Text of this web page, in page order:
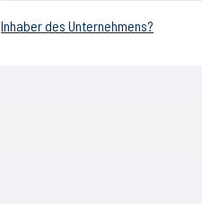
Inhaber des Unternehmens?